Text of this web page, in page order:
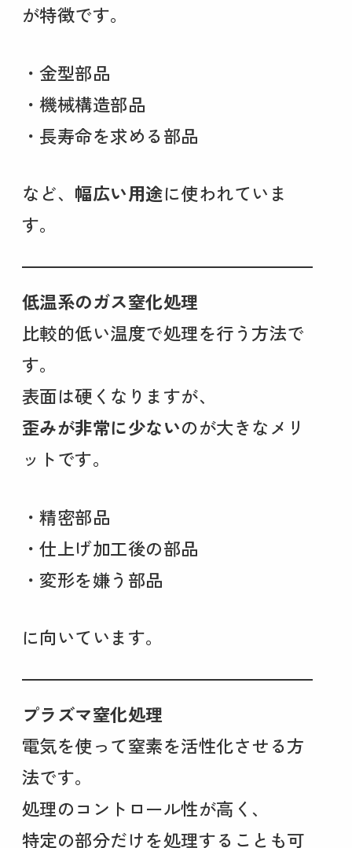
が特徴です。
・金型部品
・機械構造部品
・長寿命を求める部品
など、 幅広い用途に使われていま
す。
低温系のガス窒化処理
比較的低い温度で処理を行う方法で
す。
表面は硬くなりますが、
歪みが非常に少ないのが大きなメリ
ットです。
・精密部品
・仕上げ加工後の部品
・変形を嫌う部品
に向いています。
プラズマ窒化処理
電気を使って窒素を活性化させる方
法です。
処理のコントロール性が高く、
特定の部分だけを処理することも可